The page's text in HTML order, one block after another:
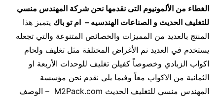
الغطاء من الألمونيوم التى نقدمها نحن شركة المهندس منسي
للتغليف الحديث و الصناعات الهندسيه – ام تو باك يتميز هذا
المنتج بالعديد من المميزات والخصائص المتنوعة والتي تجعله
يستخدم في العديد نم الأغراض المختلفة مثل تغليف ولحام
اكواب الزبادي وخصوصاً كفيلن تغليف للوحدات الأربعة او
الثمانية من الاكواب معاً وفيما يلي نقدم نحن مؤسسة
المهندس منسي للتغليف الحديث M2Pack.com – الوصف